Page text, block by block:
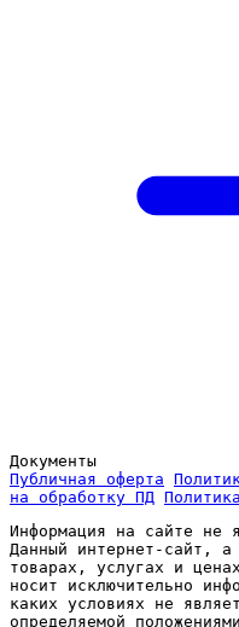
Документы
Публичная оферта
на обработку ПД
Информация на сайте не
Данный интернет-сайт,
товарах, услугах и
носит исключительно
каких условиях не
определяемой